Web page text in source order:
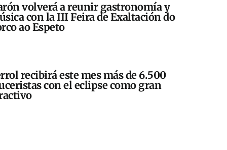
volverá a reunir gastronomía y
con la III Feira de Exaltación do
ao Espeto
recibirá este mes más de 6.500
con el eclipse como gran